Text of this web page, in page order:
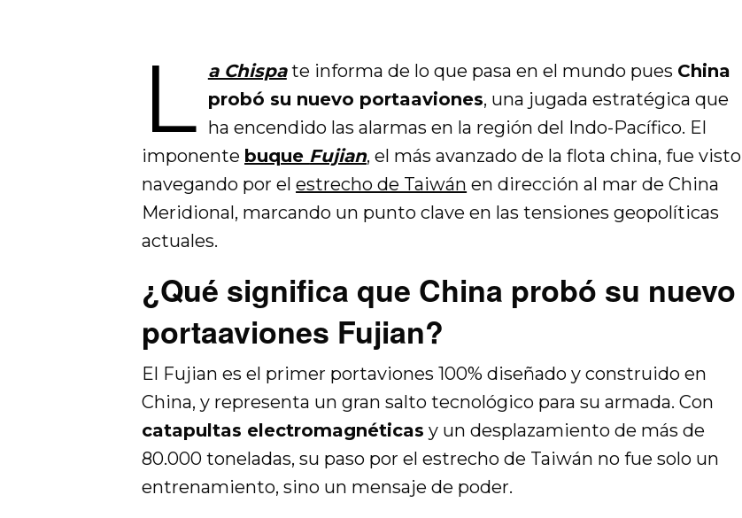
L a Chispate informa de lo que pasa en el mundo pues China
probó su nuevo portaaviones, una jugada estratégica que
ha encendido las alarmas en la región del Indo-Pacífico. El
imponente buque Fujian, el más avanzado de la flota china, fue visto
navegando por elestrecho de Taiwán en dirección al mar de China
Meridional, marcando un punto clave en las tensiones geopolíticas
actuales.
¿Qué significa que China probó su nuevo
portaaviones Fujian?
El Fujian es el primer portaviones 100% diseñado y construido en
China, y representa un gran salto tecnológico para su armada. Con
catapultas electromagnéticas y un desplazamiento de más de
80.000 toneladas, su paso por el estrecho de Taiwán no fue solo un
entrenamiento, sino un mensaje de poder.